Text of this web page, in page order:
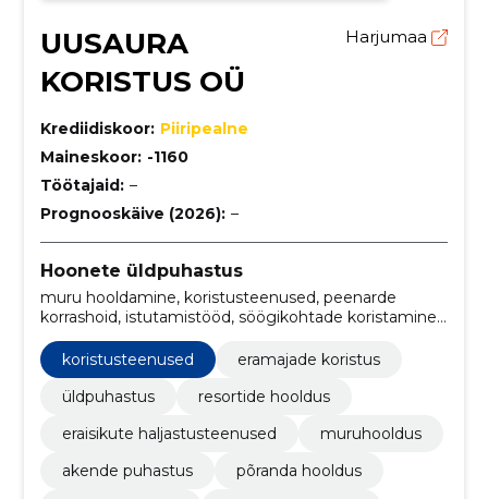
UUSAURA
KORISTUS OÜ
Harjumaa
Krediidiskoor: Piiripealne
Maineskoor: -1160
Töötajaid: –
Prognooskäive (2026): –
Hoonete üldpuhastus
muru hooldamine, koristusteenused, peenarde
korrashoid, istutamistööd, söögikohtade koristamine,
restoranide ja söögikohtade koristamine,
majutusruumide koristamine, Põõsaste ja puude
hooldus, istutamine, eramajade koristus
koristusteenused
eramajade koristus
üldpuhastus
resortide hooldus
eraisikute haljastusteenused
muruhooldus
akende puhastus
põranda hooldus